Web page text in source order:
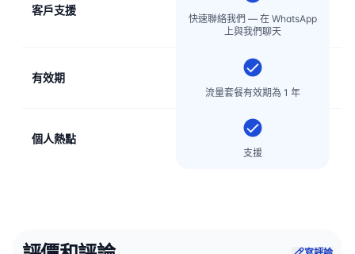
客戶支援
快速聯絡我們 — 在 WhatsApp
上與我們聊天
有效期
流量套餐有效期為 1 年
個人熱點
支援